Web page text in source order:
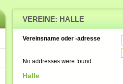
VEREINE: HALLE
Vereinsname oder -adresse
No addresses were found.
Halle